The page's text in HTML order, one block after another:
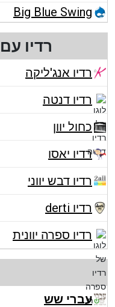
Big Blue Swing
רדיו עם
רדיו אנג'ליקה
רדיו דנטה
כחול יוון
רדיו יאסו
רדיו דבש יווני
רדיו derti
רדיו ספרה יוונית
עברי שש